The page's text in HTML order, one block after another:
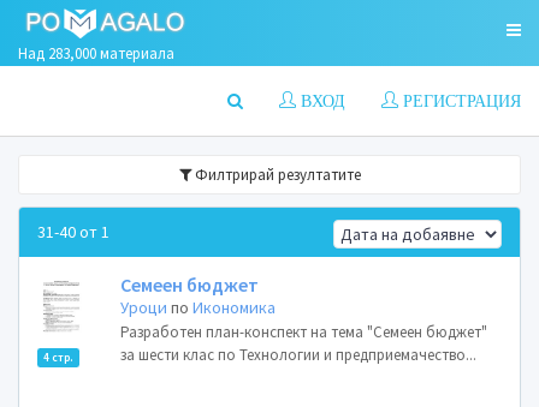
Над 283,000 материала
РЕГИСТРАЦИЯ
ВХОД
Филтрирай резултатите
31-40 от 1
4 стр.
Семеен бюджет
Уроци поИкономика
Разработен план-конспект на тема "Семеен бюджет"
за шести клас по Технологии и предприемачество...